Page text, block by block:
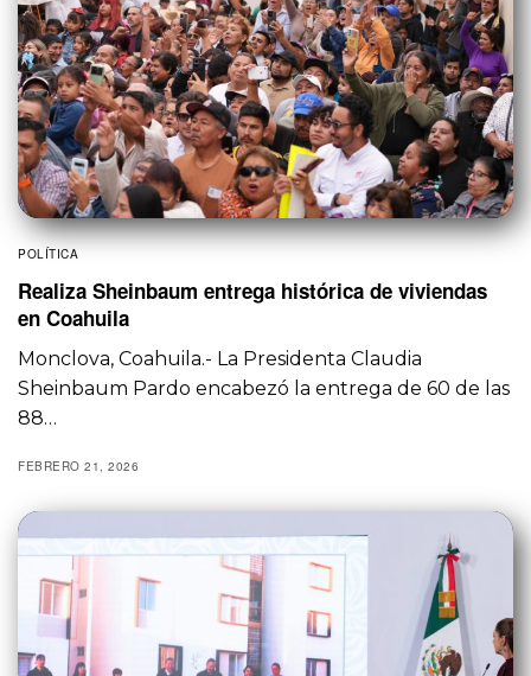
POLÍTICA
Realiza Sheinbaum entrega histórica de viviendas
en Coahuila
Monclova, Coahuila.- La Presidenta Claudia
Sheinbaum Pardo encabezó la entrega de 60 de las
88…
FEBRERO 21, 2026